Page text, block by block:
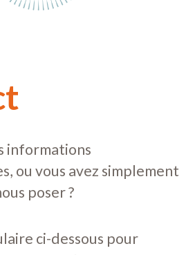
informations
ou vous avez simplement
poser ?
ci-dessous pour